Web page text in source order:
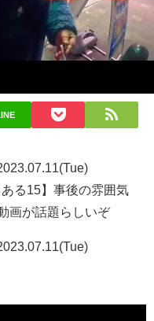
る15】事後の雰囲気
画が話題らしいぞ